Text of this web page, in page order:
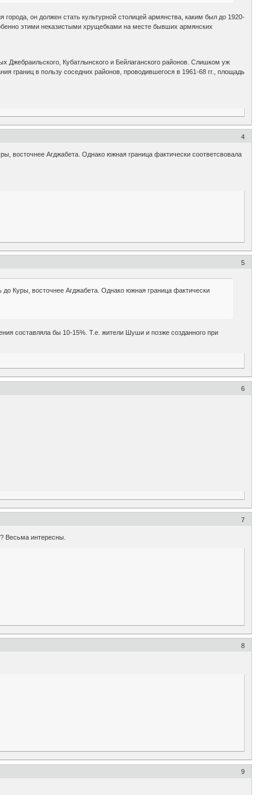
он должен стать культурной столицей армянства, каким был до 1920-
этими неказистыми хрущебками на месте бывших армянских
Кубатлынского и Бейлаганского районов. Слишком уж
границ в пользу соседних районов, проводившегося в 1961-68 гг., площадь
4
восточнее Агджабета. Однако южная граница фактически соответсвовала
5
Куры, восточнее Агджабета. Однако южная граница фактически
составляла бы 10-15%. Т.е. жители Шуши и позже созданного при
6
7
Весьма интересны.
8
9